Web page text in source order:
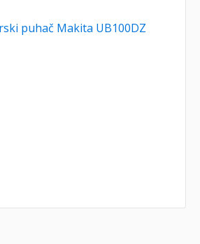
puhač Makita UB100DZ